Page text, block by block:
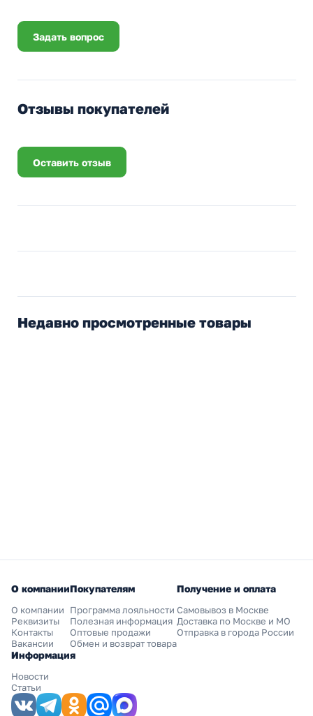
Задать вопрос
Отзывы покупателей
Оставить отзыв
Недавно просмотренные товары
О компании
О компании
Реквизиты
Контакты
Вакансии
Покупателям
Программа лояльности
Полезная информация
Оптовые продажи
Обмен и возврат товара
Получение и оплата
Самовывоз в Москве
Доставка по Москве и МО
Отправка в города России
Информация
Новости
Статьи